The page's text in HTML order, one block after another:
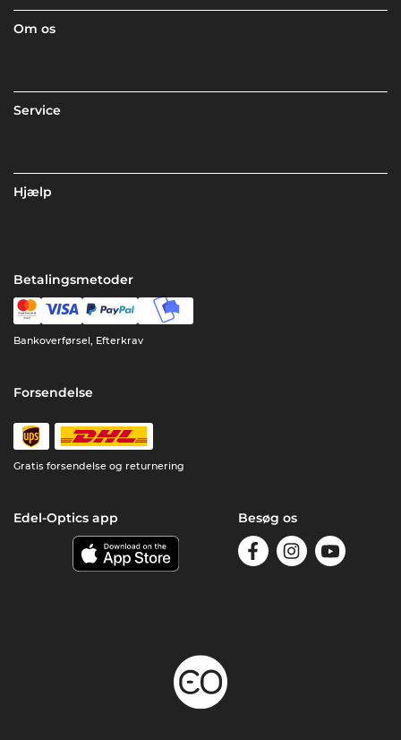
Om os
Service
Hjælp
Betalingsmetoder
Bankoverførsel, Efterkrav
Forsendelse
Gratis forsendelse og returnering
Edel-Optics app Besøg os